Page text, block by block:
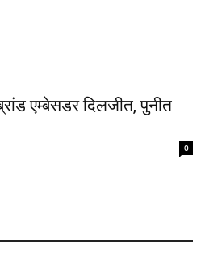
एम्बेसडर दिलजीत, पुनीत
0